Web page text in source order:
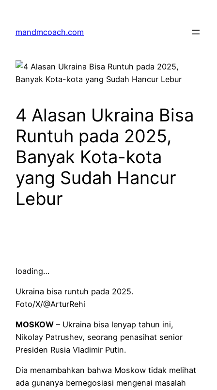
content
mandmcoach.com
4 Alasan Ukraina Bisa
Runtuh pada 2025,
Banyak Kota-kota
yang Sudah Hancur
Lebur
loading…
Ukraina bisa runtuh pada 2025.
Foto/X/@ArturRehi
MOSKOW – Ukraina bisa lenyap tahun ini,
Nikolay Patrushev, seorang penasihat senior
Presiden Rusia Vladimir Putin.
Dia menambahkan bahwa Moskow tidak melihat
ada gunanya bernegosiasi mengenai masalah